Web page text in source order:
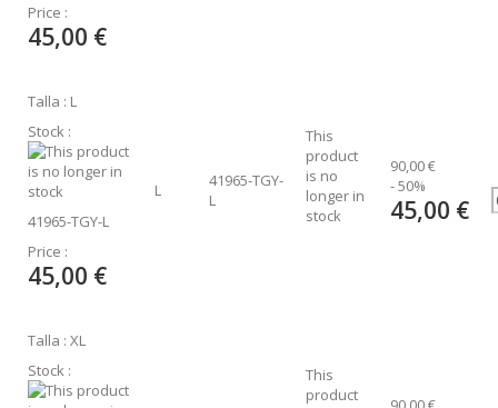
Price :
45,00 €
Talla : L
Stock :
41965-TGY-L
Price :
45,00 €
L
41965-TGY-
L
This
product
is no
longer in
stock
90,00 €
- 50%
45,00 €
Talla : XL
Stock :
This
product